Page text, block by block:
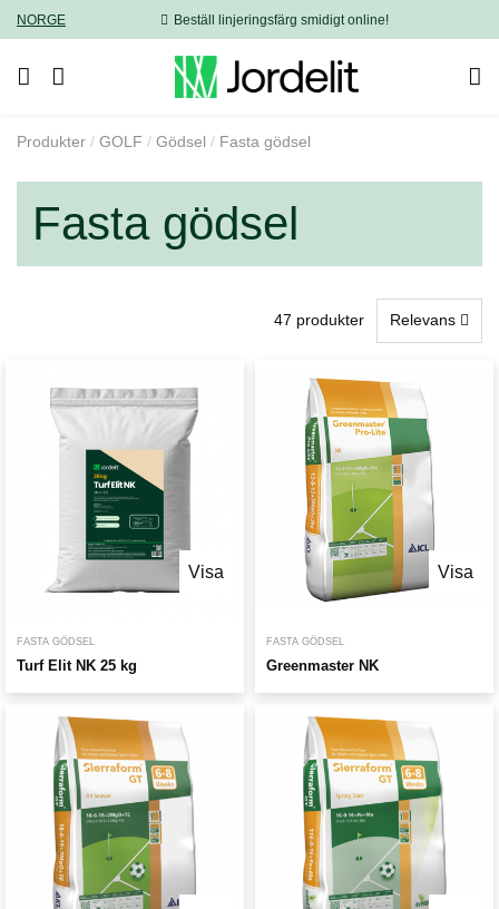
NORGE Beställ linjeringsfärg smidigt online!
Produkter GOLF Gödsel Fasta gödsel
Fasta gödsel
47 produkter Relevans
Visa
FASTA GÖDSEL
Turf Elit NK 25 kg
Visa
FASTA GÖDSEL
Greenmaster NK